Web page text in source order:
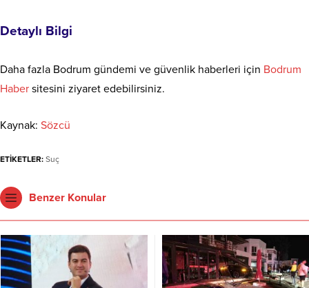
Detaylı Bilgi
Daha fazla Bodrum gündemi ve güvenlik haberleri için Bodrum
Haber sitesini ziyaret edebilirsiniz.
Kaynak: Sözcü
ETİKETLER: Suç
Benzer Konular